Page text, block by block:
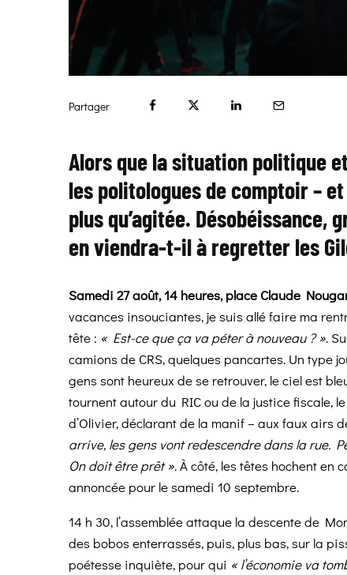
Partager
Alors que la situation politique
les politologues de comptoir –
plus qu’agitée.
en viendra-t-il àregretter les
Samedi 27 août, 14 heures, place Claude
vacances insouciantes, je suis allé faire ma
tête : « Est-ce que ça va péter à nouveau ? ».
camions de CRS, quelques pancartes. Un type
gens sont heureux de se retrouver, le ciel est
tournent autour du RIC ou de la justice fiscale,
d’Olivier, déclarant de la manif – aux faux airs
arrive, les gens vont redescendre dans la rue.
On doit être prêt ». À côté, les têtes hochent
annoncée pour le samedi 10 septembre.
14 h 30, l’assemblée attaque la descente de
des bobos enterrassés, puis, plus bas, sur la
poétesse inquiète, pour qui « l’économie va